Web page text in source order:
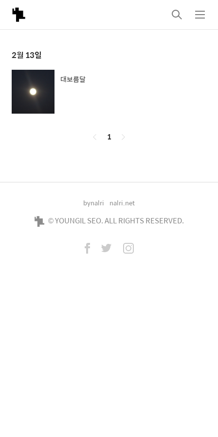
검
색
메
뉴
2월 13일
대보름달
페
1
bynalri nalri.net
© YOUNGIL SEO. ALL RIGHTS RESERVED.